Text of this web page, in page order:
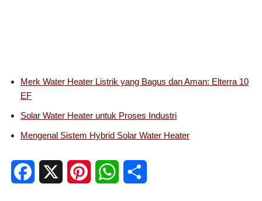
Merk Water Heater Listrik yang Bagus dan Aman: Elterra 10
EF
Solar Water Heater untuk Proses Industri
Mengenal Sistem Hybrid Solar Water Heater